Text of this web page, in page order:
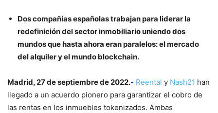
Dos compañías españolas trabajan para liderar la
redefinición del sector inmobiliario uniendo dos
mundos que hasta ahora eran paralelos: el mercado
del alquiler y el mundo blockchain.
Madrid, 27 de septiembre de 2022.- Reental y Nash21 han
llegado a un acuerdo pionero para garantizar el cobro de
las rentas en los inmuebles tokenizados. Ambas